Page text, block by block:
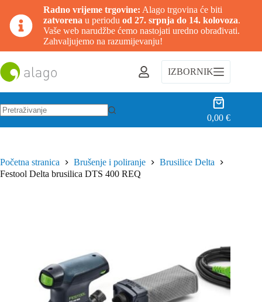
Radno vrijeme trgovine: Alago trgovina će biti
zatvorena u periodu od 27. srpnja do 14. kolovoza.
Vaše web narudžbe ćemo nastojati uredno obrađivati.
Zahvaljujemo na razumijevanju!
na
sadržaj
IZBORNIK
Košarica
0,00€
Početna stranica Brušenje i poliranje
Brusilice Delta
Festool Delta brusilica DTS 400 REQ